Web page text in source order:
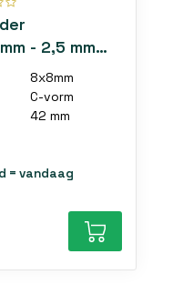
- 2,5 mm
8x8mm
C-vorm
42 mm
= vandaag